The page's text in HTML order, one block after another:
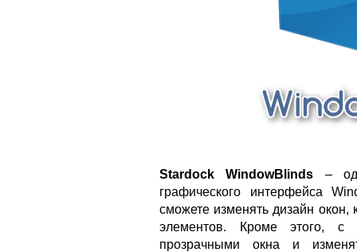
Stardock WindowBlinds –
графического интерфейса
сможете изменять дизайн окон,
элементов. Кроме этого, с
прозрачными окна и